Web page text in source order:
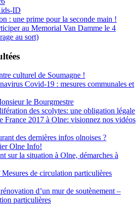
ID
: une prime pour la seconde main !
au Memorial Van Damme le 4
au sort)
culturel de Soumagne !
Covid-19 : mesures communales et
le Bourgmestre
des scolytes: une obligation légale
France 2017 à Olne: visionnez nos vidéos
des dernières infos olnoises ?
Olne Info!
sur la situation à Olne, démarches à
de circulation particulières
d’un mur de soutènement –
particulières